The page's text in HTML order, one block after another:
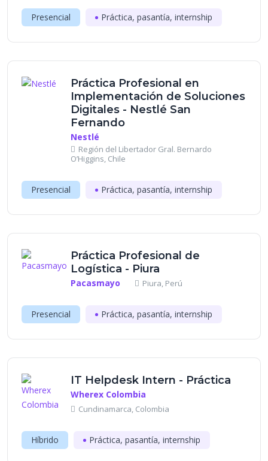
Presencial Práctica, pasantía, internship
Práctica Profesional en
Implementación de Soluciones
Digitales - Nestlé San
Fernando
Nestlé
Región del Libertador Gral. Bernardo
O’Higgins, Chile
Presencial Práctica, pasantía, internship
Práctica Profesional de
Logística - Piura
Pacasmayo Piura, Perú
Presencial Práctica, pasantía, internship
IT Helpdesk Intern - Práctica
Wherex Colombia
Cundinamarca, Colombia
Híbrido Práctica, pasantía, internship